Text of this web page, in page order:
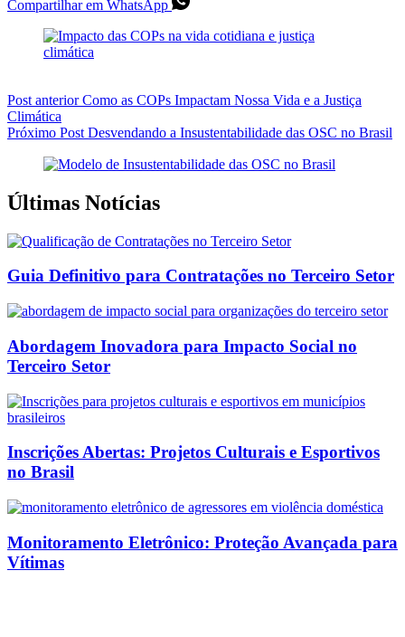
Compartilhar em WhatsApp
Post anteriorComo as COPs Impactam Nossa Vida e a Justiça
Climática
Próximo Post Desvendando a Insustentabilidade das OSC no Brasil
Últimas Notícias
Guia Definitivo para Contratações no Terceiro Setor
Abordagem Inovadora para Impacto Social no
Terceiro Setor
Inscrições Abertas: Projetos Culturais e Esportivos
no Brasil
Monitoramento Eletrônico: Proteção Avançada para
Vítimas